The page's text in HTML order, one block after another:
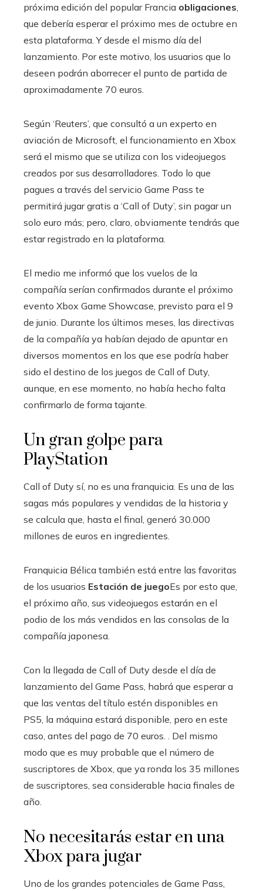
próxima edición del popular Francia obligaciones
que debería esperar el próximo mes de octubre en
esta plataforma. Y desde el mismo día del
lanzamiento. Por este motivo, los usuarios que lo
deseen podrán aborrecer el punto de partida de
aproximadamente 70 euros.
Según ‘Reuters’, que consultó a un experto en
aviación de Microsoft, el funcionamiento en Xbox
será el mismo que se utiliza con los videojuegos
creados por sus desarrolladores. Todo lo que
pagues a través del servicio Game Pass te
permitirá jugar gratis a ‘Call of Duty’, sin pagar un
solo euro más; pero, claro, obviamente tendrás que
estar registrado en la plataforma.
El medio me informó que los vuelos de la
compañía serían confirmados durante el próximo
evento Xbox Game Showcase, previsto para el 9
de junio. Durante los últimos meses, las directivas
de la compañía ya habían dejado de apuntar en
diversos momentos en los que ese podría haber
sido el destino de los juegos de Call of Duty,
aunque, en ese momento, no había hecho falta
confirmarlo de forma tajante.
Un gran golpe para
PlayStation
Call of Duty sí, no es una franquicia. Es una de las
sagas más populares y vendidas de la historia y
se calcula que, hasta el final, generó 30.000
millones de euros en ingredientes.
Franquicia Bélica también está entre las favoritas
de los usuarios Estación de juegoEs por esto que,
el próximo año, sus videojuegos estarán en el
podio de los más vendidos en las consolas de la
compañía japonesa.
Con la llegada de Call of Duty desde el día de
lanzamiento del Game Pass, habrá que esperar a
que las ventas del título estén disponibles en
PS5, la máquina estará disponible, pero en este
caso, antes del pago de 70 euros. . Del mismo
modo que es muy probable que el número de
suscriptores de Xbox, que ya ronda los 35 millones
de suscriptores, sea considerable hacia finales de
año.
No necesitarás estar en una
Xbox para jugar
Uno de los grandes potenciales de Game Pass,